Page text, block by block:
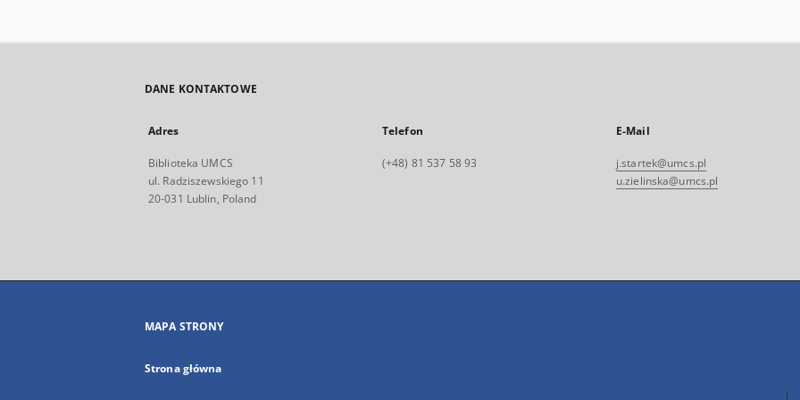
DANE KONTAKTOWE
Adres
Biblioteka UMCS
ul. Radziszewskiego 11
20-031 Lublin, Poland
Telefon
(+48) 81 537 58 93
E-Mail
j.startek@umcs.pl
u.zielinska@umcs.pl
MAPA STRONY
Strona główna